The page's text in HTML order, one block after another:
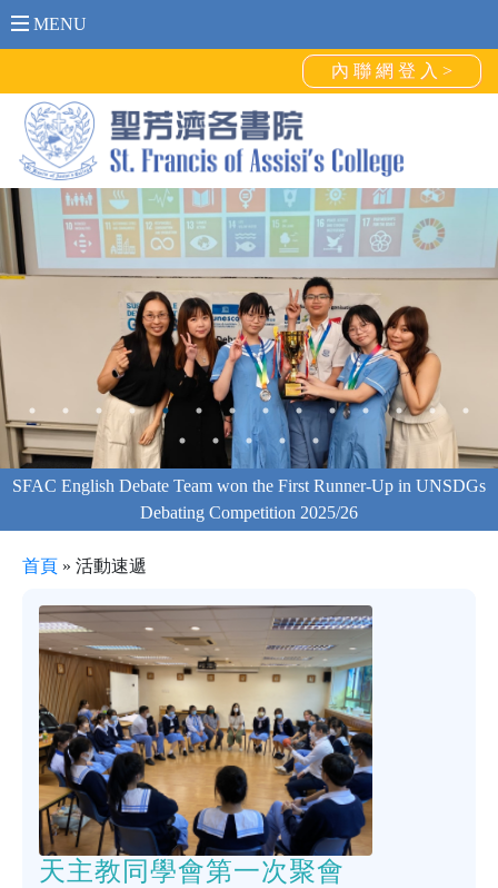
MENU
內 聯 網 登 入 >
恭賀4A 鍾兆永及6D 張燿錩分別獲頒葛量洪學界傑出運動員獎-
-新界地域十優運動員及單項傑出運動員(排球)
首頁 » 活動速遞
天主教同學會第一次聚會